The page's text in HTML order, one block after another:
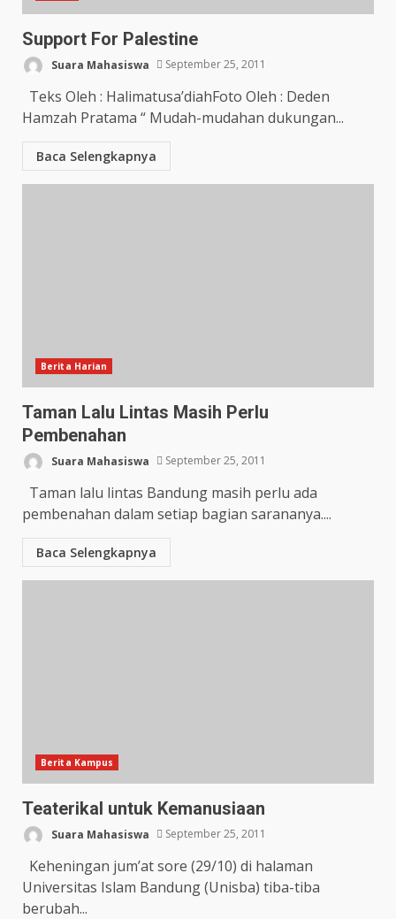
Support For Palestine
Suara Mahasiswa September 25, 2011
Teks Oleh : Halimatusa’diahFoto Oleh : Deden
Hamzah Pratama “ Mudah-mudahan dukungan...
Baca Selengkapnya
Berita Harian
Taman Lalu Lintas Masih Perlu
Pembenahan
Suara Mahasiswa September 25, 2011
Taman lalu lintas Bandung masih perlu ada
pembenahan dalam setiap bagian sarananya....
Baca Selengkapnya
Berita Kampus
Teaterikal untuk Kemanusiaan
Suara Mahasiswa September 25, 2011
Keheningan jum’at sore (29/10) di halaman
Universitas Islam Bandung (Unisba) tiba-tiba
berubah...